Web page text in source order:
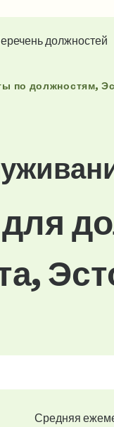
должностей
по должностям,
Средняя